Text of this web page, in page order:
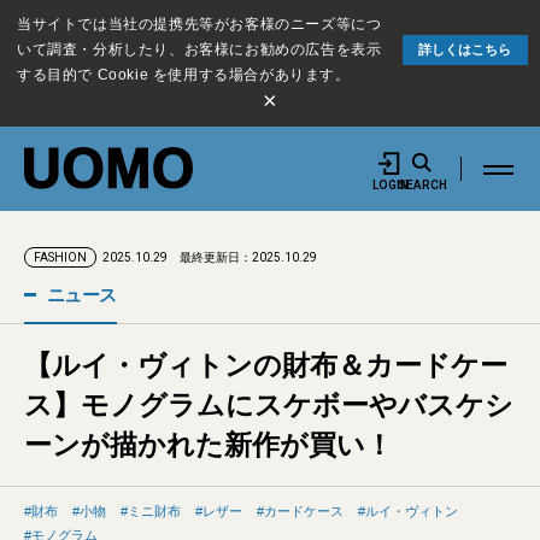
当サイトでは当社の提携先等がお客様のニーズ等につ
いて調査・分析したり、お客様にお勧めの広告を表示
する目的で Cookie を使用する場合があります。
詳しくはこちら
×
LOGINSEARCH
FASHION 2025.10.29 最終更新日：2025.10.29
ニュース
【ルイ・ヴィトンの財布＆カードケー
ス】モノグラムにスケボーやバスケシ
ーンが描かれた新作が買い！
財布 小物 ミニ財布 レザー カードケース
ルイ・ヴィトン
モノグラム